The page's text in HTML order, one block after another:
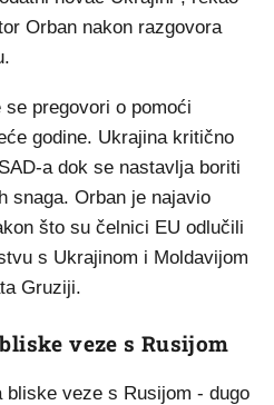
Orban nakon razgovora
pregovori o pomoći
godine. Ukrajina kritično
a dok se nastavlja boriti
snaga. Orban je najavio
što su čelnici EU odlučili
s Ukrajinom i Moldavijom
Gruziji.
veze s Rusijom
bliske veze s Rusijom - dugo